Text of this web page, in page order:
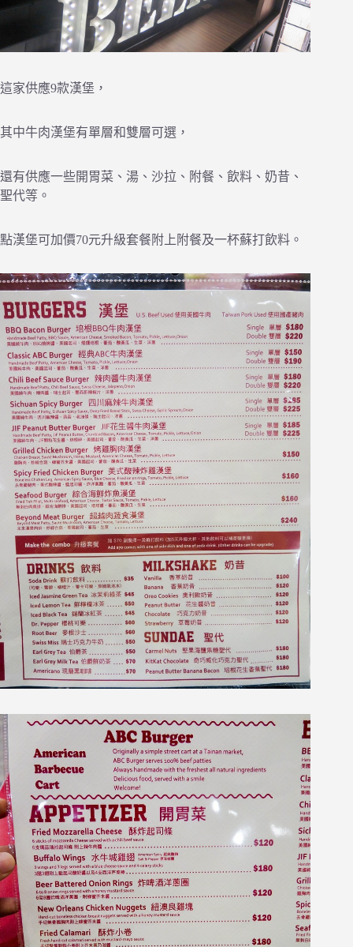
這家供應9款漢堡，
其中牛肉漢堡有單層和雙層可選，
還有供應一些開胃菜、湯、沙拉、附餐、飲料、奶昔、
聖代等。
點漢堡可加價70元升級套餐附上附餐及一杯蘇打飲料。